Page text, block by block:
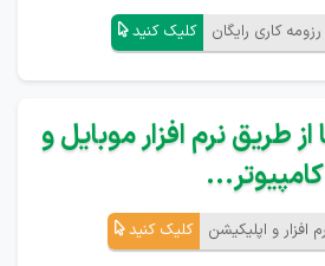
کاری رایگان کلیک کنید
طریق نرم افزار موبایل و
کامپیوتر...
افزار و اپلیکیشن کلیک کنید